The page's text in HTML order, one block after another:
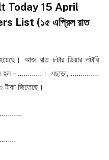
Today 15 April
List (১৫ এপ্রিল রাত
হয়েছে। আজ রাত ৮টার ডিয়ার লটারি
হল – …………। এছাড়া, …………..
টাকা জিতেছে।
……………